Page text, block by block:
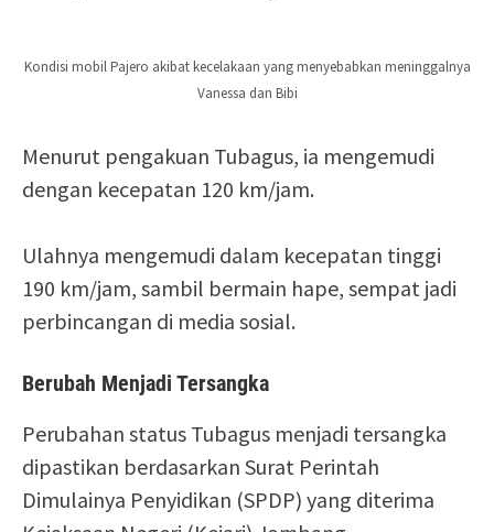
Kondisi mobil Pajero akibat kecelakaan yang menyebabkan meninggalnya
Vanessa dan Bibi
Menurut pengakuan Tubagus, ia mengemudi
dengan kecepatan 120 km/jam.
Ulahnya mengemudi dalam kecepatan tinggi
190 km/jam, sambil bermain hape, sempat jadi
perbincangan di media sosial.
Berubah Menjadi Tersangka
Perubahan status Tubagus menjadi tersangka
dipastikan berdasarkan Surat Perintah
Dimulainya Penyidikan (SPDP) yang diterima